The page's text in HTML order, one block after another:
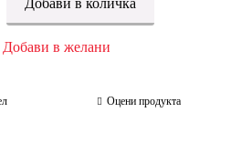
Добави в желани
Оцени продукта